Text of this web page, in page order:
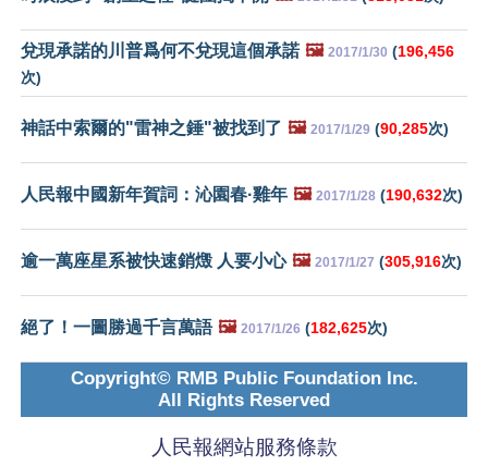
兌現承諾的川普爲何不兌現這個承諾 🖼️ 2017/1/30 (196,456
次)
神話中索爾的"雷神之錘"被找到了 🖼️ 2017/1/29 (90,285次)
人民報中國新年賀詞：沁園春·雞年 🖼️ 2017/1/28 (190,632次)
逾一萬座星系被快速銷燬 人要小心 🖼️ 2017/1/27 (305,916次)
絕了！一圖勝過千言萬語 🖼️ 2017/1/26 (182,625次)
Copyright© RMB Public Foundation Inc.
All Rights Reserved
人民報網站服務條款